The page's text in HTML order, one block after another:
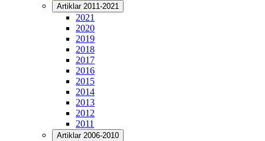
Artiklar 2011-2021
2021
2020
2019
2018
2017
2016
2015
2014
2013
2012
2011
Artiklar 2006-2010